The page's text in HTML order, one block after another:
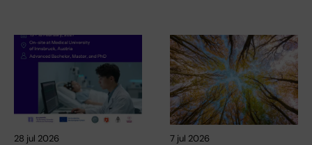
28 jul 2026 7 jul 2026